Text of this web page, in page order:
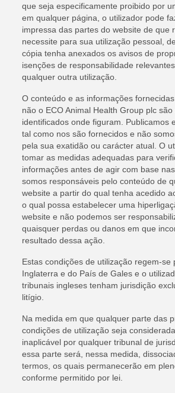
que seja especificamente proibido por
em qualquer página, o utilizador pode
impressa das partes do website de que
necessite para sua utilização pessoal,
cópia tenha anexados os avisos de
isenções de responsabilidade
qualquer outra utilização.
O conteúdo e as informações
não o ECO Animal Health Group plc
identificados onde figuram. Publicamos
tal como nos são fornecidos e não
pela sua exatidão ou carácter atual. O
tomar as medidas adequadas para
informações antes de agir com base
somos responsáveis pelo conteúdo de
website a partir do qual tenha acedido
o qual possa estabelecer uma
website e não podemos ser
quaisquer perdas ou danos em que
resultado dessa ação.
Estas condições de utilização regem-se
Inglaterra e do País de Gales e o
tribunais ingleses tenham jurisdição
litígio.
Na medida em que qualquer parte das
condições de utilização seja
inaplicável por qualquer tribunal de
essa parte será, nessa medida,
termos, os quais permanecerão em
conforme permitido por lei.